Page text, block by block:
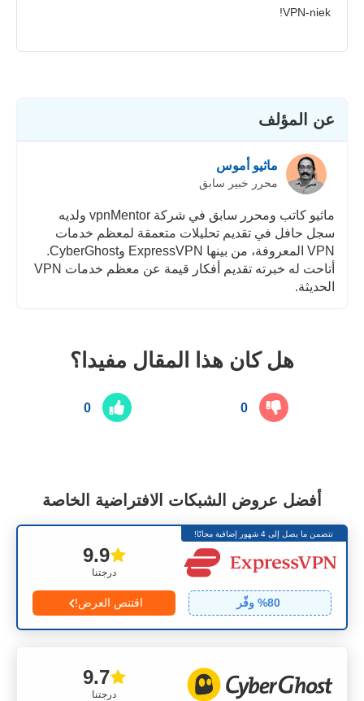
VPN-niek!
عن المؤلف
ماثيو أموس
محرر خبير سابق
ماثيو كاتب ومحرر سابق في شركة vpnMentor ولديه
سجل حافل في تقديم تحليلات متعمقة لمعظم خدمات
VPN المعروفة، من بينها ExpressVPN وCyberGhost.
أتاحت له خبرته تقديم أفكار قيمة عن معظم خدمات VPN
الحديثة.
هل كان هذا المقال مفيدا؟
0 0
أفضل عروض الشبكات الافتراضية الخاصة
تتضمن ما يصل إلى 4 شهور إضافية مجانًا!
درجتنا
9.9
80% وفّر اقتنص العرض!
درجتنا
9.7